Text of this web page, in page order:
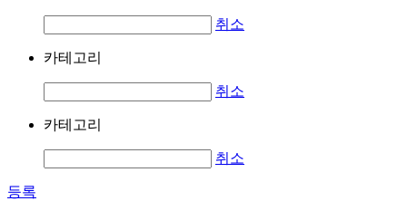
취소
카테고리
취소
카테고리
취소
등록